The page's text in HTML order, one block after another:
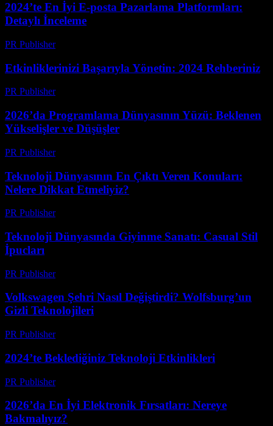
2024’te En İyi E-posta Pazarlama Platformları:
Detaylı İnceleme
PR Publisher-
Etkinliklerinizi Başarıyla Yönetin: 2024 Rehberiniz
PR Publisher-
2026’da Programlama Dünyasının Yüzü: Beklenen
Yükselişler ve Düşüşler
PR Publisher-
Teknoloji Dünyasının En Çıktı Veren Konuları:
Nelere Dikkat Etmeliyiz?
PR Publisher-
Teknoloji Dünyasında Giyinme Sanatı: Casual Stil
İpucları
PR Publisher-
Volkswagen Şehri Nasıl Değiştirdi? Wolfsburg’un
Gizli Teknolojileri
PR Publisher-
2024’te Beklediğiniz Teknoloji Etkinlikleri
PR Publisher-
2026’da En İyi Elektronik Fırsatları: Nereye
Bakmalıyız?